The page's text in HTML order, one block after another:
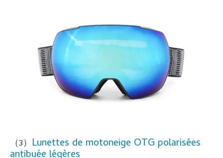
（3） Lunettes de motoneige OTG polarisées